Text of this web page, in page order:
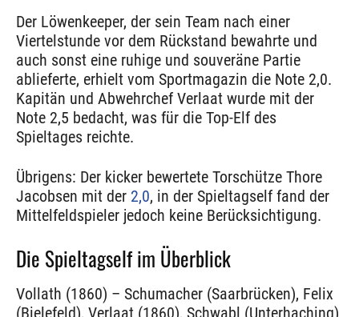
Der Löwenkeeper, der sein Team nach einer
Viertelstunde vor dem Rückstand bewahrte und
auch sonst eine ruhige und souveräne Partie
ablieferte, erhielt vom Sportmagazin die Note 2,0.
Kapitän und Abwehrchef Verlaat wurde mit der
Note 2,5 bedacht, was für die Top-Elf des
Spieltages reichte.
Übrigens: Der kicker bewertete Torschütze Thore
Jacobsen mit der 2,0, in der Spieltagself fand der
Mittelfeldspieler jedoch keine Berücksichtigung.
Die Spieltagself im Überblick
Vollath (1860) – Schumacher (Saarbrücken), Felix